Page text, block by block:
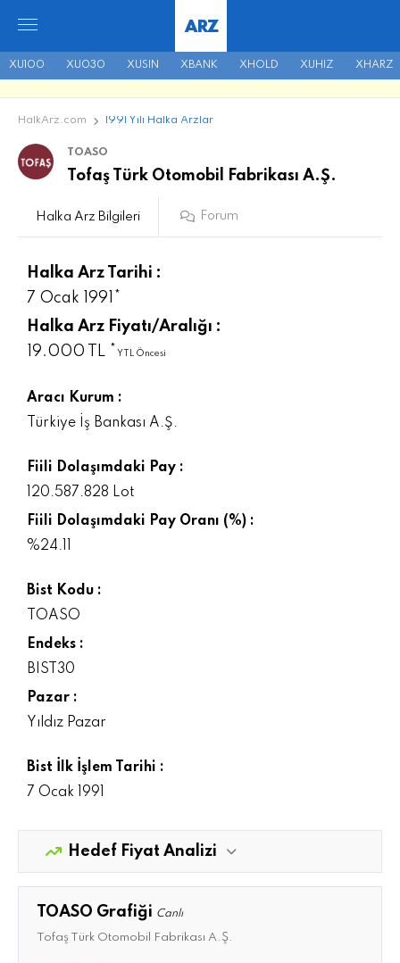
XU100 XU030 XUSIN XBANK XHOLD XUHIZ XHARZ
ARZ
HalkArz.com 1991 Yılı Halka Arzlar
TOASO
Tofaş Türk Otomobil Fabrikası A.Ş.
Halka Arz Bilgileri Forum
Halka Arz Tarihi :
7 Ocak 1991*
Halka Arz Fiyatı/Aralığı :
19.000 TL * YTL Öncesi
Aracı Kurum :
Türkiye İş Bankası A.Ş.
Fiili Dolaşımdaki Pay :
120.587.828 Lot
Fiili Dolaşımdaki Pay Oranı (%) :
%24.11
Bist Kodu :
TOASO
Endeks :
BIST30
Pazar :
Yıldız Pazar
Bist İlk İşlem Tarihi :
7 Ocak 1991
Hedef Fiyat Analizi
TOASO Grafiği Canlı
Tofaş Türk Otomobil Fabrikası A.Ş.